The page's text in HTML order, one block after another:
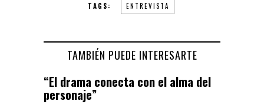
TAGS: ENTREVISTA
TAMBIÉN PUEDE INTERESARTE
“El drama conecta con el alma del
personaje”